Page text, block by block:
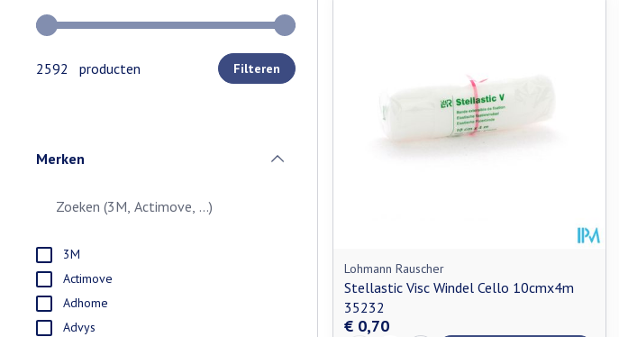
Gebruik de pijltjestoetsen links en rechts om de minimale en maximale prijswaarden aan te
2592 producten Filteren
Merken
3M
Actimove
Adhome
Advys
Lohmann Rauscher
Stellastic Visc Windel Cello 10cmx4m
35232
€ 0,70